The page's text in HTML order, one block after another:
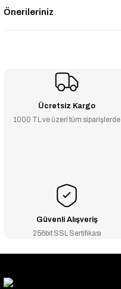
Önerileriniz
Ücretsiz Kargo
1000 TL ve üzeri tüm siparişlerde
Güvenli Alışveriş
256bit SSL Sertifikası